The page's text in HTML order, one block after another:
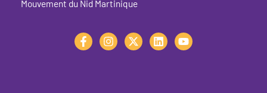
Mouvement du Nid Martinique